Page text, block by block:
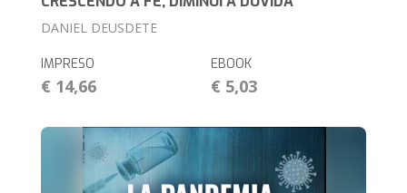
DANIEL DEUSDETE
IMPRESO
€ 14,66
EBOOK
€ 5,03